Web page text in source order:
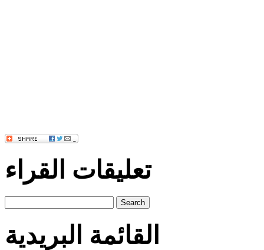
تعليقات القراء
Search
القائمة البريدية